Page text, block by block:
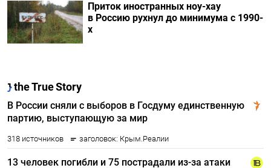
Приток иностранных ноу-хау
в Россию рухнул до минимума с 1990-
х